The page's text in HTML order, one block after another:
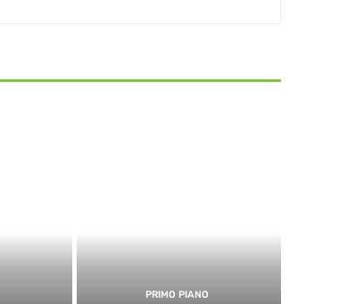
PRIMO PIANO